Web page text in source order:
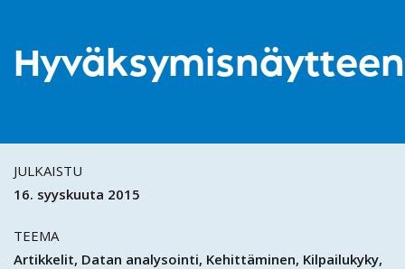
JULKAISTU
16. syyskuuta 2015
TEEMA
Artikkelit Datan analysointi Kehittäminen Kilpailukyky